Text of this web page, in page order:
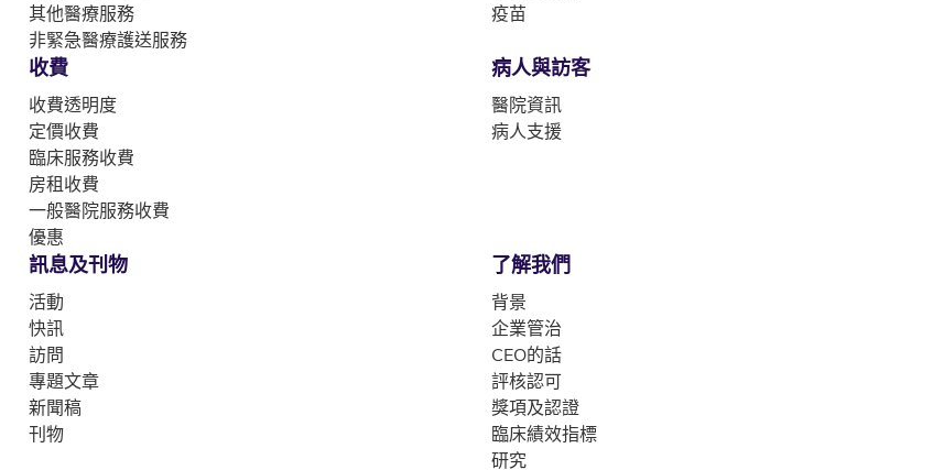
其他醫療服務
非緊急醫療護送服務
疫苗
收費
收費透明度
定價收費
臨床服務收費
房租收費
一般醫院服務收費
優惠
病人與訪客
醫院資訊
病人支援
訊息及刊物
活動
快訊
訪問
專題文章
新聞稿
刊物
了解我們
背景
企業管治
CEO的話
評核認可
獎項及認證
臨床績效指標
研究